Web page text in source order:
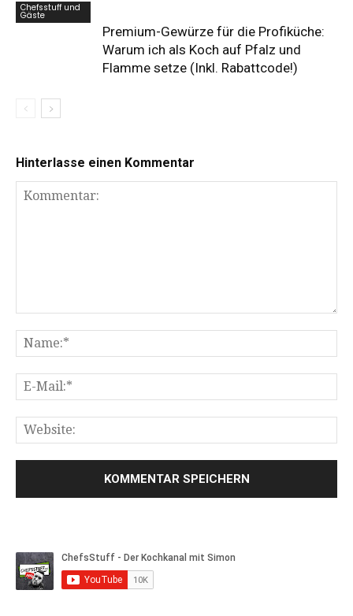
Chefsstuff und
Gäste
Premium-Gewürze für die Profiküche:
Warum ich als Koch auf Pfalz und
Flamme setze (Inkl. Rabattcode!)
Hinterlasse einen Kommentar